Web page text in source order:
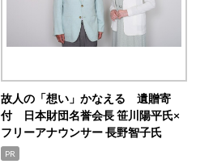
故人の「想い」かなえる 遺贈寄
付 日本財団名誉会長 笹川陽平氏×
フリーアナウンサー 長野智子氏
PR